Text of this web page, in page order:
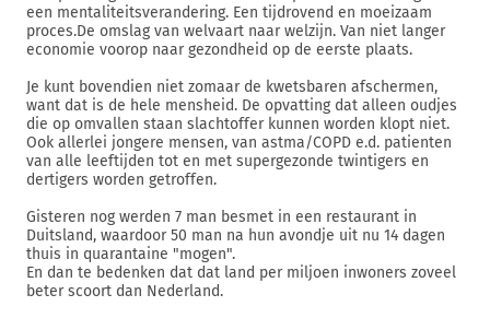
een mentaliteitsverandering. Een tijdrovend en moeizaam
proces.De omslag van welvaart naar welzijn. Van niet langer
economie voorop naar gezondheid op de eerste plaats.
Je kunt bovendien niet zomaar de kwetsbaren afschermen,
want dat is de hele mensheid. De opvatting dat alleen oudjes
die op omvallen staan slachtoffer kunnen worden klopt niet.
Ook allerlei jongere mensen, van astma/COPD e.d. patienten
van alle leeftijden tot en met supergezonde twintigers en
dertigers worden getroffen.
Gisteren nog werden 7 man besmet in een restaurant in
Duitsland, waardoor 50 man na hun avondje uit nu 14 dagen
thuis in quarantaine "mogen".
En dan te bedenken dat dat land per miljoen inwoners zoveel
beter scoort dan Nederland.